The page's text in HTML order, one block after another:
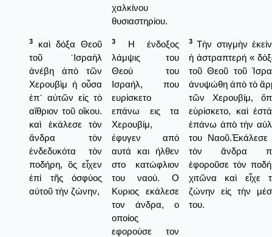
χαλκίνου
θυσιαστηρίου.
3
καὶ δόξα Θεοῦ
τοῦ ᾿Ισραὴλ
ἀνέβη ἀπὸ τῶν
Χερουβὶμ ἡ οὖσα
ἐπ᾿ αὐτῶν εἰς τὸ
αἴθριον τοῦ οἴκου.
καὶ ἐκάλεσε τὸν
ἄνδρα τὸν
ἐνδεδυκότα τὸν
ποδήρη, ὃς εἶχεν
ἐπί τῆς ὀσφύος
αὐτοῦ τὴν ζώνην,
3
Η ένδοξος
λάμψις του
Θεού του
Ισραήλ, που
ευρίσκετο
επάνω εις τα
Χερουβίμ,
έφυγεν από
αυτά και ήλθεν
στο κατώφλιον
του ναού. Ο
Κυριος εκάλεσε
τον άνδρα, ο
οποίος
εφορούσε τον
3 Τὴν στιγμὴν
ἡ ἀστραπτερή «
τοῦ Θεοῦ τοῦ
ἀνυψώθη ἀπὸ τὸ
τῶν Χερουβίμ,
εὑρίσκετο, καὶ
ἐπάνω ἀπὸ τὴν
του Ναοῦ.Ἐκάλεσε
τὸν ἄνδρα
ἐφοροῦσε τὸν
χιτῶνα καὶ εἶχε
ζώνην εἰς τὴν
του.